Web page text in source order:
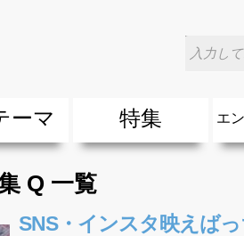
・ミュージック)
他
」の人気＆おすすめ
ーマ
ット曲&流行・話題の歌
すすめ
ング
(恋愛ソング)
歌詞が泣ける歌
ソング・青春ソング
部活応援ソング
グ&入学ソング
人気・話題・流行・おすすめな邦
アプリで10・20代に人気&おすすめ
・受験応援ソング 知識に役立つ歌
ソング
ーソング)
ンソング&秋の歌
スマスソング
歌・やる気が出る曲・明るい曲・楽
が上がる歌&盛り上がる曲
贈る歌&ありがとうソング(感謝の歌)
・旅立ちの歌
ソング
楽BGM
ング&お祝いの歌
ングソング・結婚式の曲
曲の雰囲気別
メドレー
・合唱)曲
別・年齢別 人気音楽
・癒しの音楽(リラックス・ヒーリ
ィスト
特集
エンタメ
エ
音
エ
Q 一覧
SNS・インスタ映えば